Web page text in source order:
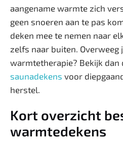
aangename warmte zich
geen snoeren aan te pas
deken mee te nemen naar
zelfs naar buiten. Overweeg
warmtetherapie? Bekijk dan
saunadekens voor
herstel.
Kort overzicht
warmtedekens